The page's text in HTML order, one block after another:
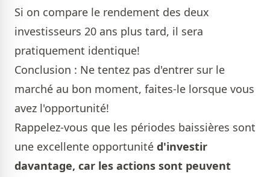
Si on compare le rendement des deux
investisseurs 20 ans plus tard, il sera
pratiquement identique!
Conclusion : Ne tentez pas d'entrer sur le
marché au bon moment, faites-le lorsque vous
avez l'opportunité!
Rappelez-vous que les périodes baissières sont
une excellente opportunité d'investir
davantage, car les actions sont peuvent